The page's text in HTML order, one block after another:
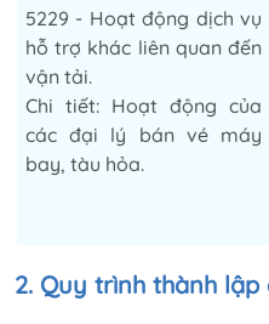
5229 - Hoạt động dịch vụ
hỗ trợ khác liên quan đến
vận tải.
Chi tiết: Hoạt động của
các đại lý bán vé máy
bay, tàu hỏa.
2. Quy trình thành